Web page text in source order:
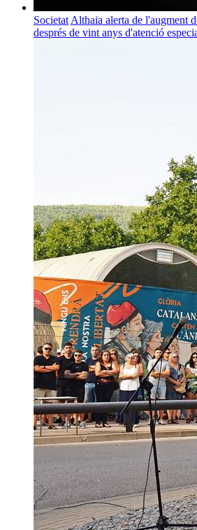
Societat Althaia alerta de l'augment
després de vint anys d'atenció